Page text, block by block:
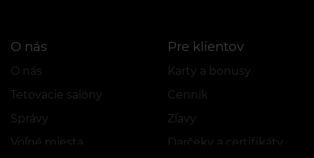
O nás
O nás
Tetovacie salóny
Správy
Voľné miesta
Pre klientov
Karty a bonusy
Cenník
Zľavy
Darčeky a certifikáty